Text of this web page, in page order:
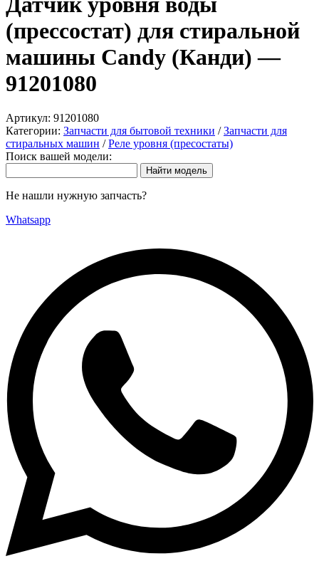
(прессостат) для стиральной
машины Candy (Канди) —
91201080
Артикул: 91201080
Категории: Запчасти для бытовой техники /Запчасти для
стиральных машин /Реле уровня (пресостаты)
Поиск вашей модели:
Не нашли нужную запчасть?
Whatsapp